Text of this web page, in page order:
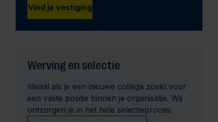
Vind je vestiging
Werving en selectie
Ideaal als je een nieuwe collega zoekt voor
een vaste positie binnen je organisatie. Wij
ontzorgen je in het hele selectieproces.